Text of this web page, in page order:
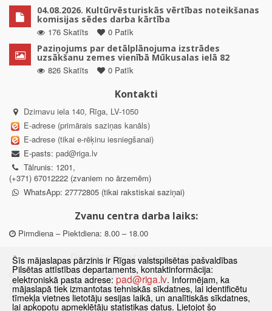
04.08.2026. Kultūrvēsturiskās vērtības noteikšanas
komisijas sēdes darba kārtība
176 Skatīts
0 Patīk
Paziņojums par detālplānojuma izstrādes
uzsākšanu zemes vienībā Mūkusalas ielā 82
826 Skatīts
0 Patīk
Kontakti
Dzirnavu iela 140, Rīga, LV-1050
E-adrese (primārais saziņas kanāls)
E-adrese (tikai e-rēķinu iesniegšanai)
E-pasts: pad@riga.lv
Tālrunis: 1201,
(+371) 67012222 (zvaniem no ārzemēm)
WhatsApp: 27772805 (tikai rakstiskai saziņai)
Zvanu centra darba laiks:
Pirmdiena – Piektdiena: 8.00 – 18.00
Departamenta darba laiks:
Pirmdiena, Ceturtdiena: 8.30 – 18.00
Otrdiena, Trešdiena: 8.30 – 17.00
Piektdiena: 8.30 – 15.00
Šīs mājaslapas pārzinis ir Rīgas valstspilsētas pašvaldības
Pilsētas attīstības departaments, kontaktinformācija:
elektroniskā pasta adrese: pad@riga.lv. Informējam, ka
mājaslapā tiek izmantotas tehniskās sīkdatnes, lai identificētu
tīmekļa vietnes lietotāju sesijas laikā, un analītiskās sīkdatnes,
lai apkopotu apmeklētāju statistikas datus. Lietojot šo